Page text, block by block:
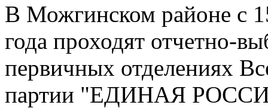
В Можгинском районе с
года проходят отчетно-
первичных отделениях
партии "ЕДИНАЯ